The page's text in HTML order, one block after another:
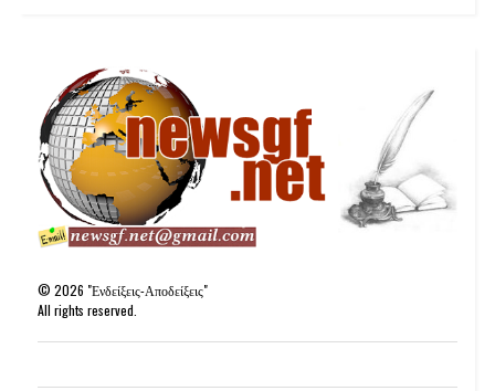
©2026 "Ενδείξεις-Αποδείξεις"
All rights reserved.